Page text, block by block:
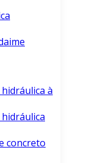
à
concreto